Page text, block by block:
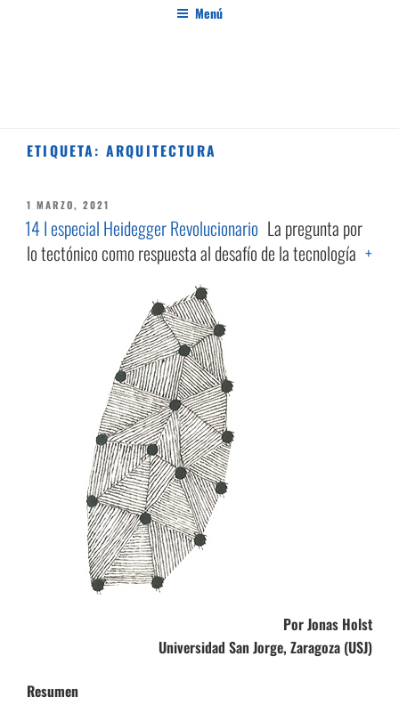
Menú
ETIQUETA: ARQUITECTURA
PUBLICADO
EL
1 MARZO, 2021
14 I especial Heidegger Revolucionario La pregunta por
lo tectónico como respuesta al desafío de la tecnología +
Por Jonas Holst
Universidad San Jorge, Zaragoza (USJ)
Resumen